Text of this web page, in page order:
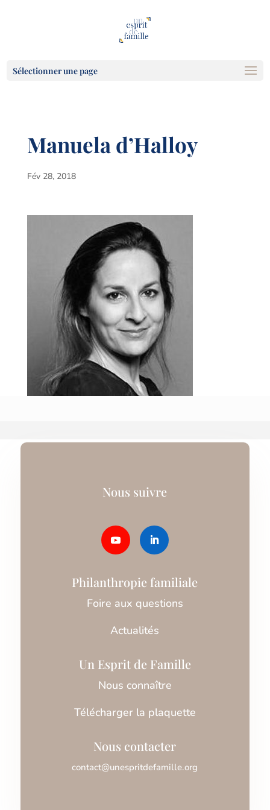
Sélectionner une page
Manuela d’Halloy
Fév 28, 2018
Nous suivre
Philanthropie familiale
Foire aux questions
Actualités
Un Esprit de Famille
Nous connaître
Télécharger la plaquette
Nous contacter
contact@unespritdefamille.org